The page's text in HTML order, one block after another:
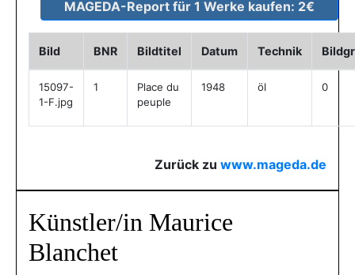
Bild BNR Bildtitel Datum Technik
15097-
1-F.jpg
1
Place du
peuple
1948 öl 0
Zurück zu www.mageda.de
Künstler/in Maurice
Blanchet